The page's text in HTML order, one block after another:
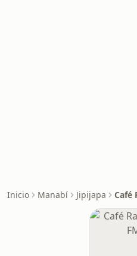
Inicio Manabí Jipijapa Café